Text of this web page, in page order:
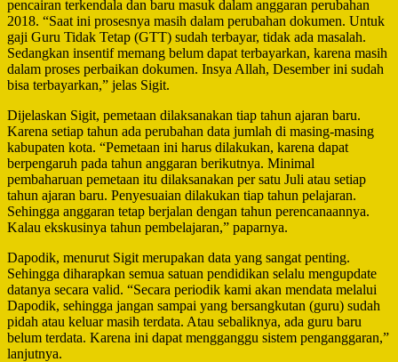
pencairan terkendala dan baru masuk dalam anggaran perubahan
2018. “Saat ini prosesnya masih dalam perubahan dokumen. Untuk
gaji Guru Tidak Tetap (GTT) sudah terbayar, tidak ada masalah.
Sedangkan insentif memang belum dapat terbayarkan, karena masih
dalam proses perbaikan dokumen. Insya Allah, Desember ini sudah
bisa terbayarkan,” jelas Sigit.
Dijelaskan Sigit, pemetaan dilaksanakan tiap tahun ajaran baru.
Karena setiap tahun ada perubahan data jumlah di masing-masing
kabupaten kota. “Pemetaan ini harus dilakukan, karena dapat
berpengaruh pada tahun anggaran berikutnya. Minimal
pembaharuan pemetaan itu dilaksanakan per satu Juli atau setiap
tahun ajaran baru. Penyesuaian dilakukan tiap tahun pelajaran.
Sehingga anggaran tetap berjalan dengan tahun perencanaannya.
Kalau ekskusinya tahun pembelajaran,” paparnya.
Dapodik, menurut Sigit merupakan data yang sangat penting.
Sehingga diharapkan semua satuan pendidikan selalu mengupdate
datanya secara valid. “Secara periodik kami akan mendata melalui
Dapodik, sehingga jangan sampai yang bersangkutan (guru) sudah
pidah atau keluar masih terdata. Atau sebaliknya, ada guru baru
belum terdata. Karena ini dapat mengganggu sistem penganggaran,”
lanjutnya.